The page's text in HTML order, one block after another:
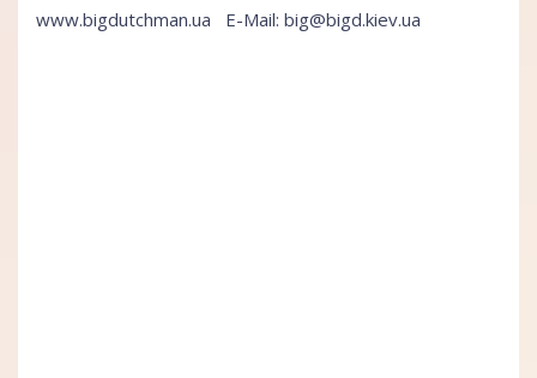
www.bigdutchman.ua E-Mail: big@bigd.kiev.ua